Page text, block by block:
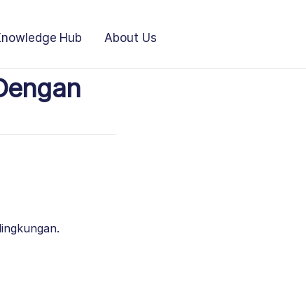
Hub About Us